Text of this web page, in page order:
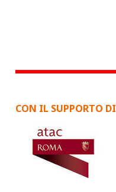
CON IL SUPPORTO DI